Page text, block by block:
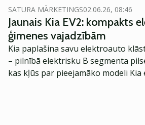
SATURA MĀRKETINGS02.06.26, 08:46
Jaunais Kia EV2: kompakts
ģimenes vajadzībām
Kia paplašina savu elektroauto
– pilnībā elektrisku B segmenta
kas kļūs par pieejamāko modeli